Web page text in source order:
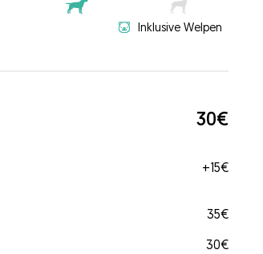
Inklusive Welpen
30€
+15€
35€
30€